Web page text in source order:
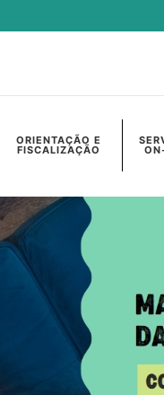
ORIENTAÇÃO E
FISCALIZAÇÃO